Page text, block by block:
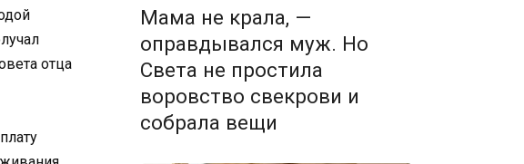
отца
Мама не крала, —
оправдывался муж. Но
Света не простила
воровство свекрови и
собрала вещи